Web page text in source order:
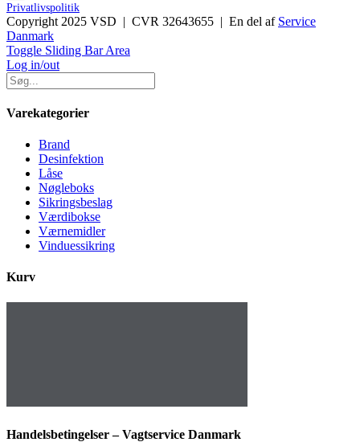
Privatlivspolitik
Copyright 2025 VSD | CVR 32643655 | En del af Service
Danmark
Toggle Sliding Bar Area
Log in/out
Varekategorier
Brand
Desinfektion
Låse
Nøgleboks
Sikringsbeslag
Værdibokse
Værnemidler
Vinduessikring
Kurv
Handelsbetingelser – Vagtservice Danmark